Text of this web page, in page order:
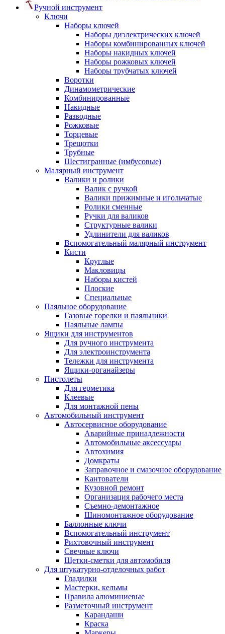
Ручной инструмент
Ключи
Наборы ключей
Наборы диэлектрических ключей
Наборы комбинированных ключей
Наборы накидных ключей
Наборы рожковых ключей
Наборы трубчатых ключей
Воротки
Динамометрические
Комбинированные
Накидные
Разводные
Рожковые
Торцевые
Трещотки
Трубные
Шестигранные (имбусовые)
Малярный инструмент
Валики и ролики
Валик с ручкой
Валики прижимные и игольчатые
Ролики сменные
Ручки для валиков
Структурные валики
Удлинители для валиков
Вспомогательный малярный инструмент
Кисти
Круглые
Макловицы
Наборы кистей
Плоские
Специальные
Паяльное оборудование
Газовые горелки и паяльники
Паяльные лампы
Ящики для инструментов
Для ручного инструмента
Для электроинструмента
Тележки для инструмента
Ящики-органайзеры
Пистолеты
Для герметика
Клеевые
Для монтажной пены
Автомобильный инструмент
Автосервисное оборудование
Аварийные принадлежности
Автомобильные аксессуары
Автохимия
Домкраты
Заправочное и смазочное оборудование
Кантователи
Кузовной ремонт
Организация рабочего места
Съемно-демонтажное
Шиномонтажное оборудование
Баллонные ключи
Вспомогательный инструмент
Рихтовочный инструмент
Свечные ключи
Щетки-сметки для автомобиля
Для штукатурно-отделочных работ
Гладилки
Мастерки, кельмы
Правила алюминиевые
Разметочный инструмент
Карандаши
Краска